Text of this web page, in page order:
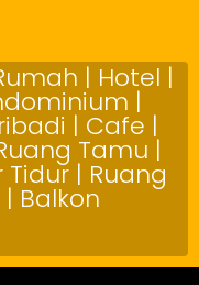
| Hotel |
|
| Cafe |
Tamu |
| Ruang
Balkon